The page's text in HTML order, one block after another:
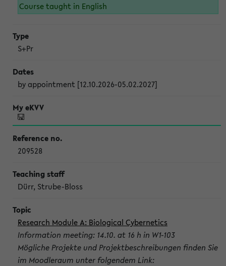
Course taught in English
S+Pr
by appointment [12.10.2026-05.02.2027]
209528
Dürr, Strube-Bloss
Research Module A: Biological Cybernetics
Information meeting: 14.10. at 16 h in W1-103
Mögliche Projekte und Projektbeschreibungen finden Sie
im Moodleraum unter folgendem Link: